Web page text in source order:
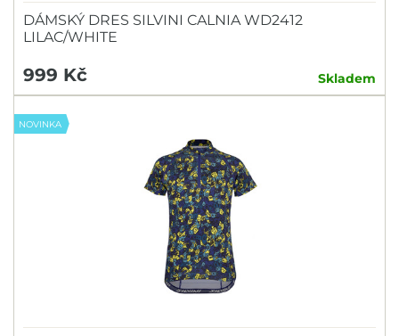
DÁMSKÝ DRES SILVINI CALNIA WD2412
LILAC/WHITE
999 Kč Skladem
NOVINKA